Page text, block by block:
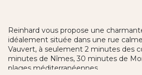
Reinhard vous propose une
idéalement située dans une rue
Vauvert, à seulement 2 minutes des
minutes de Nîmes, 30 minutes de
plages méditerranéennes.